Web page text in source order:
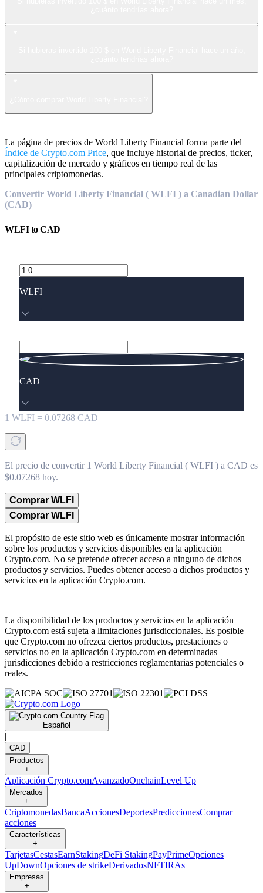
La página de precios de World Liberty Financial forma parte del
Índice de Crypto.com Price, que incluye historial de precios, ticker,
capitalización de mercado y gráficos en tiempo real de las
principales criptomonedas.
Convertir World Liberty Financial ( WLFI ) a Canadian Dollar
(CAD)
WLFItoCAD
WLFI
CAD
1 WLFI = 0.07268 CAD
El precio de convertir 1 World Liberty Financial ( WLFI ) a CAD es
$0.07268 hoy.
Comprar WLFI
Comprar WLFI
El propósito de este sitio web es únicamente mostrar información
sobre los productos y servicios disponibles en la aplicación
Crypto.com. No se pretende ofrecer acceso a ninguno de dichos
productos y servicios. Puedes obtener acceso a dichos productos y
servicios en la aplicación Crypto.com.
La disponibilidad de los productos y servicios en la aplicación
Crypto.com está sujeta a limitaciones jurisdiccionales. Es posible
que Crypto.com no ofrezca ciertos productos, prestaciones o
servicios no en la aplicación Crypto.com en determinadas
jurisdicciones debido a restricciones reglamentarias potenciales o
reales.
Español
|
CAD
Productos
+
Aplicación Crypto.comAvanzadoOnchainLevel Up
Mercados
+
CriptomonedasBancaAccionesDeportesPrediccionesComprar
acciones
Características
+
TarjetasCestasEarnStakingDeFi StakingPayPrimeOpciones
UpDownOpciones de strikeDerivadosNFTIRAs
Empresas
+